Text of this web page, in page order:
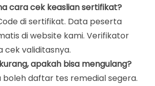
cara cek keaslian sertifikat?
di sertifikat. Data peserta
di website kami. Verifikator
cek validitasnya.
apakah bisa mengulang?
boleh daftar tes remedial segera.